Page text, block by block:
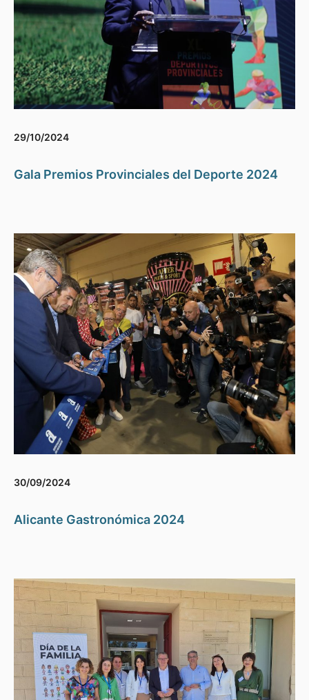
29/10/2024
Gala Premios Provinciales del Deporte 2024
30/09/2024
Alicante Gastronómica 2024